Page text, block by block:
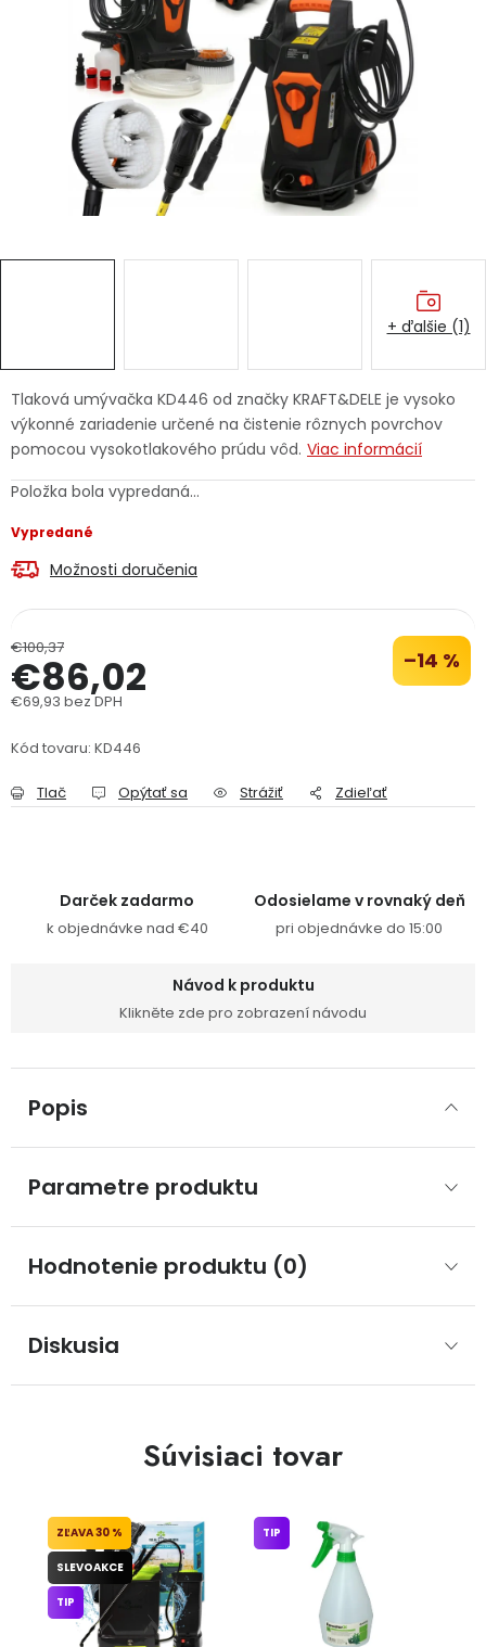
Ochranné pracovné pomôcky
Vianoce
Fotovoltaika
Značky
Doprava a platba Váš zákaznícky účet
Kontakty
Reklamačný formulár
Podmienky ochrany osobných údajov
Přihlášení
Tlaková umývačka KD446 od značky KRAFT&DELE je vysoko
výkonné zariadenie určené na čistenie rôznych povrchov
pomocou vysokotlakového prúdu vôd. Viac informácií
Položka bola vypredaná…
Vypredané
Možnosti doručenia
€100,37 –14 %
€86,02
€69,93 bez DPH
Kód tovaru: KD446
Tlač Opýtať sa Strážiť Zdieľať
+ ďalšie (1)
Darček zadarmo
k objednávke nad €40
Odosielame v rovnaký deň
pri objednávke do 15:00
Návod k produktu
Klikněte zde pro zobrazení návodu
Popis
Parametre produktu
Hodnotenie produktu (0)
Diskusia
Súvisiaci tovar
30 %
SLEVOAKCE
TIP
TIP